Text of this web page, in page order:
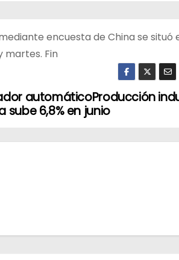
encuesta de China se situó
martes. Fin
automáticoProducción
sube 6,8% en junio